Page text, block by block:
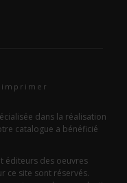
dans la réalisation
catalogue a bénéficié
éditeurs des oeuvres
ce site sont réservés.